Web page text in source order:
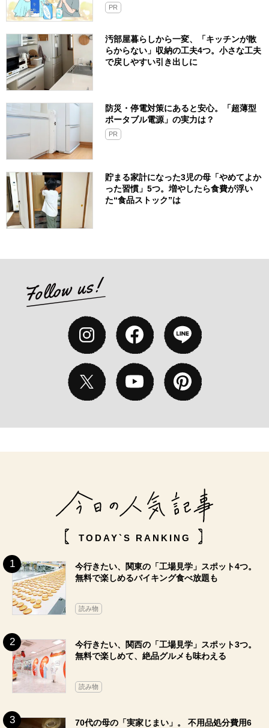
PR
汚部屋暮らしから一変、「キッチンが散
らからない」収納の工夫4つ。小さな工夫
で戻しやすい引き出しに
防災・停電対策にあると安心。「超薄型
ポータブル電源」の実力は？​
PR
貯まる家計になった3児の母「やめてよか
った習慣」5つ。増やしたら食費が浮い
た“食品ストック”は
TODAY`S RANKING
今行きたい、関東の「工場見学」スポット4つ。
無料で楽しめるバイキング食べ放題も
読み物
今行きたい、関西の「工場見学」スポット3つ。
無料で楽しめて、絶品グルメも味わえる
読み物
70代の母の「実家じまい」。 不用品処分費用6